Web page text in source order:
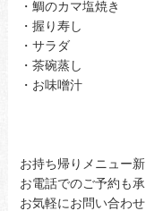
・鯛のカマ塩焼き
・握り寿し
・サラダ
・茶碗蒸し
・お味噌汁
お持ち帰りメニュー
お電話でのご予約も
お気軽にお問い合わ